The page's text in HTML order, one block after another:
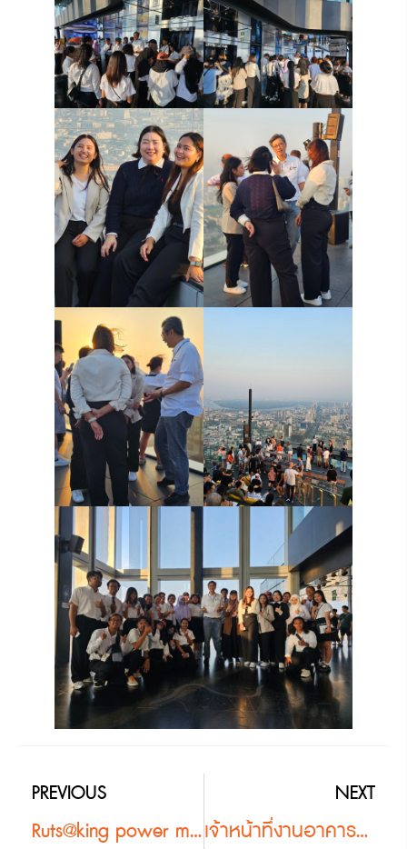
PREVIOUS
Ruts@king power mahanakhon #2
NEXT
เจ้าหน้าทึ่งานอาคารและกายภาพ มหาวิทยาลัยสงขลานครินทร์ วิทยาเขตตรัง เดินทางศึกษาดูงานต่อ ณ อาคารคิงเพาเวอร์ มหานคร #2